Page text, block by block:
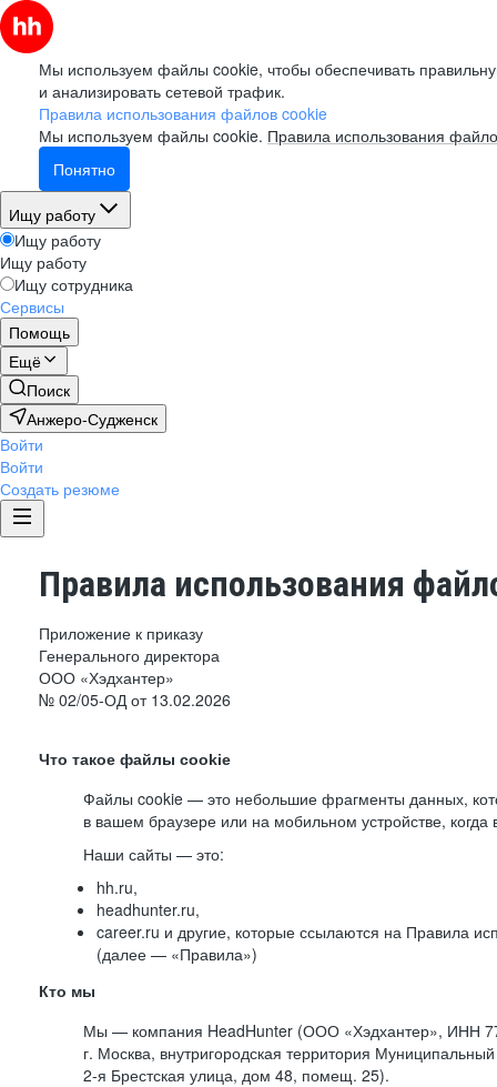
Мы используем файлы cookie, чтобы обеспечивать
и анализировать сетевой трафик.
Правила использования файлов cookie
Мы используем файлы cookie. Правила использования
Понятно
Ищу работу
Ищу работу
Ищу работу
Ищу сотрудника
Сервисы
Помощь
Ещё
Поиск
Анжеро-Судженск
Войти
Войти
Создать резюме
Правила использования
Приложение к приказу
Генерального директора
ООО «Хэдхантер»
№ 02/05-ОД от 13.02.2026
Что такое файлы cookie
Файлы cookie — это небольшие фрагменты данных,
в вашем браузере или на мобильном устройстве,
Наши сайты — это:
hh.ru,
headhunter.ru,
career.ru и другие, которые ссылаются на Правила
(далее — «Правила»)
Кто мы
Мы — компания HeadHunter (ООО «Хэдхантер», ИНН
г. Москва, внутригородская территория Муниципальный
2-я Брестская улица, дом 48, помещ. 25).